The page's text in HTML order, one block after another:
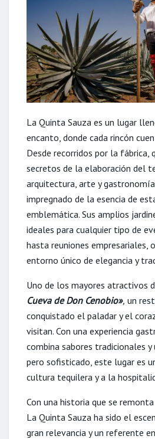
La Quinta Sauza es un lugar
encanto, donde cada rincón
Desde recorridos por la fábrica,
secretos de la elaboración del
arquitectura, arte y
impregnado de la esencia de
emblemática. Sus amplios
ideales para cualquier tipo de
hasta reuniones empresariales,
entorno único de elegancia y
Uno de los mayores atractivos
Cueva de Don Cenobio», un
conquistado el paladar y el
visitan. Con una experiencia
combina sabores tradicionales
pero sofisticado, este lugar es
cultura tequilera y a la
Con una historia que se
La Quinta Sauza ha sido el
gran relevancia y un referente